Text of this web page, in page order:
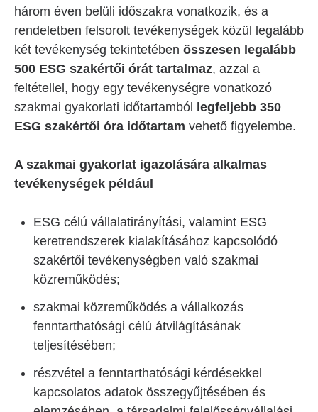
három éven belüli időszakra vonatkozik, és a
rendeletben felsorolt tevékenységek közül legalább
két tevékenység tekintetében összesen legalább
500 ESG szakértői órát tartalmaz, azzal a
feltétellel, hogy egy tevékenységre vonatkozó
szakmai gyakorlati időtartamból
legfeljebb 350
ESG szakértői óra időtartam vehető figyelembe.
A szakmai gyakorlat igazolására alkalmas
tevékenységek például
ESG célú vállalatirányítási, valamint ESG
keretrendszerek kialakításához kapcsolódó
szakértői tevékenységben való szakmai
közreműködés;
szakmai közreműködés a vállalkozás
fenntarthatósági célú átvilágításának
teljesítésében;
részvétel a fenntarthatósági kérdésekkel
kapcsolatos adatok összegyűjtésében és